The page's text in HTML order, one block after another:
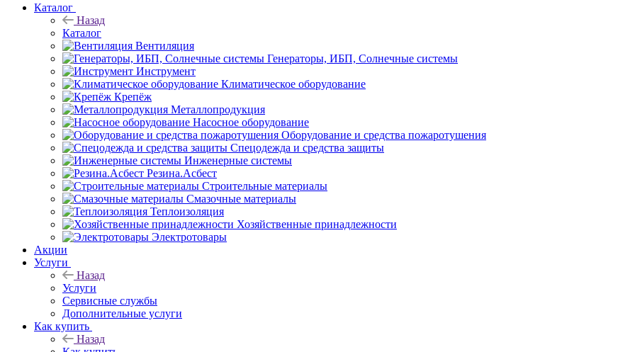
Каталог
Назад
Каталог
Вентиляция
Генераторы, ИБП, Солнечные системы
Инструмент
Климатическое оборудование
Крепёж
Металлопродукция
Насосное оборудование
Оборудование и средства пожаротушения
Спецодежда и средства защиты
Инженерные системы
Резина.Асбест
Строительные материалы
Смазочные материалы
Теплоизоляция
Хозяйственные принадлежности
Электротовары
Акции
Услуги
Назад
Услуги
Сервисные службы
Дополнительные услуги
Как купить
Назад